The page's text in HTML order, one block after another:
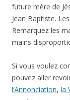
future mère de
Jean Baptiste.
Remarquez les
mains
Si vous voulez
pouvez aller
l’Annonciation, la